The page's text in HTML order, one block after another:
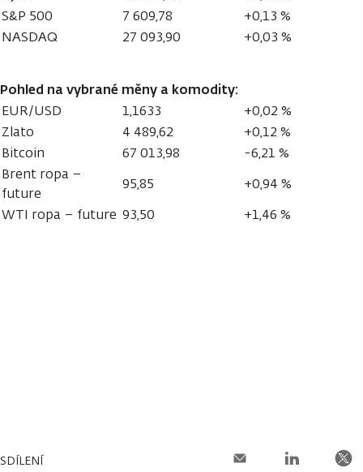
S&P 500
7 609,78
+0,13 %
NASDAQ
27 093,90 +0,03 %
Pohled na vybrané měny a komodity:
EUR/USD 1,1633
+0,02 %
Zlato
4 489,62
+0,12 %
Bitcoin
67 013,98
-6,21 %
Brent ropa –
future
95,85
+0,94 %
WTI ropa – future 93,50 +1,46 %
SDÍLENÍ